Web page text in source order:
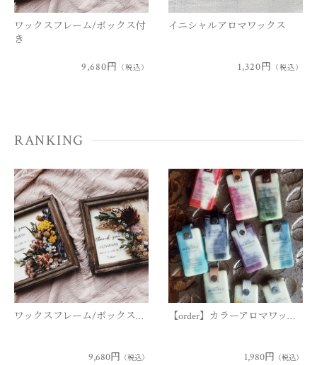
ワックスフレーム/ボックス付
き
9,680円 （税込）
イニシャルアロマワックス
1,320円 （税込）
RANKING
ワックスフレーム/ボックス…
9,680円 （税込）
【order】カラーアロマワッ…
1,980円 （税込）